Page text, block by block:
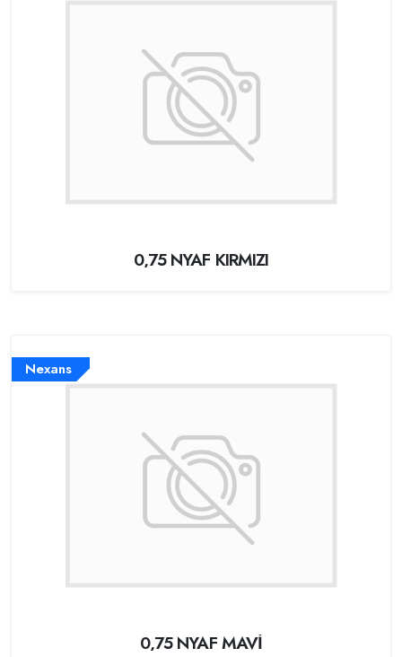
0,75 NYAF KIRMIZI
Nexans
0,75 NYAF MAVİ